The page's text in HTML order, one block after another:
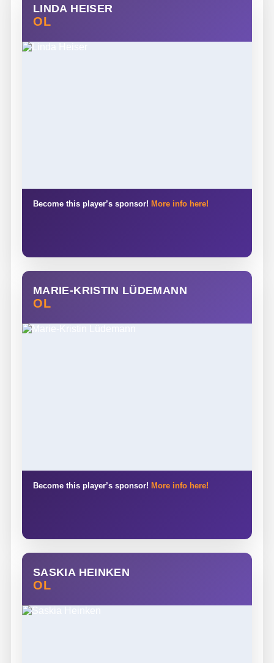
LINDA HEISER
OL
Become this player’s sponsor! More info here!
MARIE-KRISTIN LÜDEMANN
OL
Become this player’s sponsor! More info here!
SASKIA HEINKEN
OL